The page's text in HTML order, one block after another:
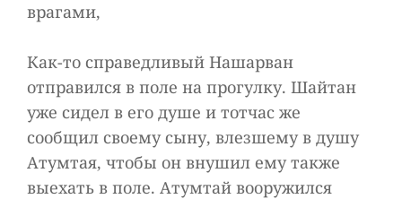
врагами,
Как-то справедливый Нашарван
отправился в поле на прогулку. Шайтан
уже сидел в его душе и тотчас же
сообщил своему сыну, влезшему в душу
Атумтая, чтобы он внушил ему также
выехать в поле. Атумтай вооружился